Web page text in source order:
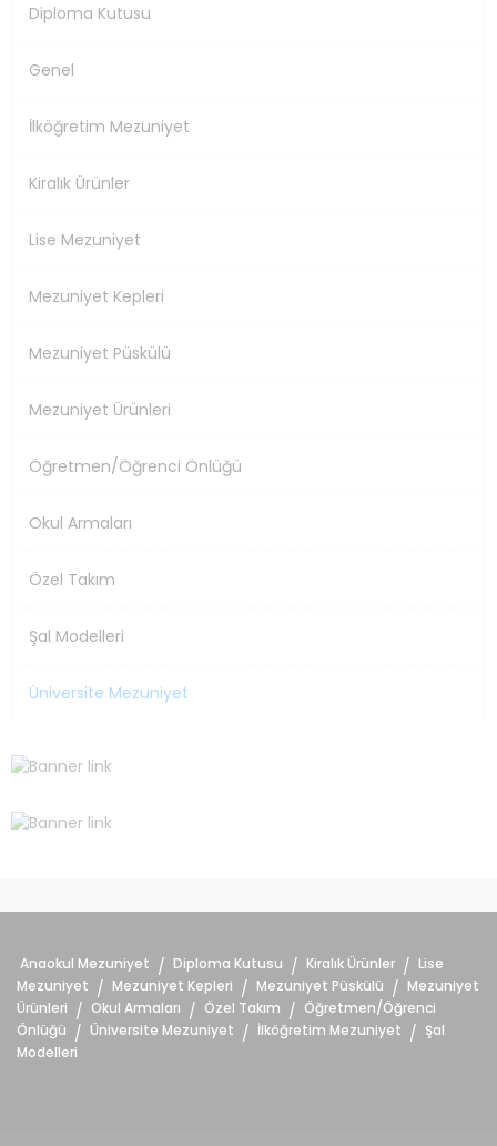
Diploma Kutusu
Genel
İlköğretim Mezuniyet
Kiralık Ürünler
Lise Mezuniyet
Mezuniyet Kepleri
Mezuniyet Püskülü
Mezuniyet Ürünleri
Öğretmen/Öğrenci Önlüğü
Okul Armaları
Özel Takım
Şal Modelleri
Üniversite Mezuniyet
Anaokul Mezuniyet / Diploma Kutusu / Kiralık Ürünler / Lise
Mezuniyet / Mezuniyet Kepleri / Mezuniyet Püskülü / Mezuniyet
Ürünleri / Okul Armaları / Özel Takım / Öğretmen/Öğrenci
Önlüğü / Üniversite Mezuniyet / İlköğretim Mezuniyet / Şal
Modelleri